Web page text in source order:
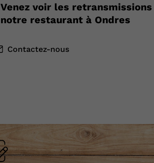
Venez voir les
notre restaurant à Ondres
Contactez-nous